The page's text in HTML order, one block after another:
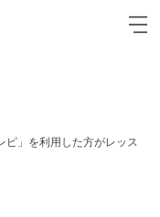
ピ」を利用した方がレッス